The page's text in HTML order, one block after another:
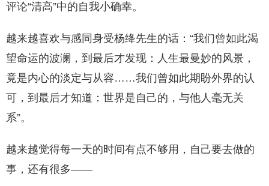
评论“清高”中的自我小确幸。
越来越喜欢与感同身受杨绛先生的话：“我们曾如此渴
望命运的波澜，到最后才发现：人生最曼妙的风景，
竟是内心的淡定与从容……我们曾如此期盼外界的认
可，到最后才知道：世界是自己的，与他人毫无关
系”。
越来越觉得每一天的时间有点不够用，自己要去做的
事，还有很多——